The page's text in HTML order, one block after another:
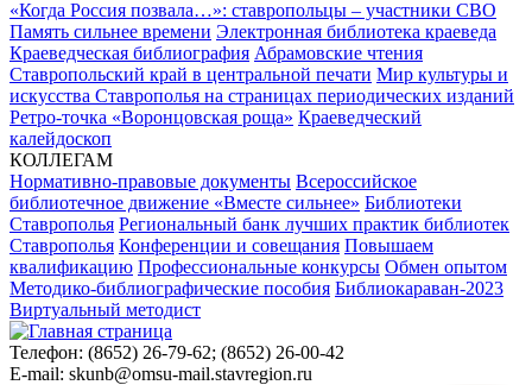
«Когда Россия позвала…»: ставропольцы – участники СВО
Память сильнее времени Электронная библиотека краеведа
Краеведческая библиография Абрамовские чтения
Ставропольский край в центральной печати Мир культуры и
искусства Ставрополья на страницах периодических изданий
Ретро-точка «Воронцовская роща» Краеведческий
калейдоскоп
КОЛЛЕГАМ
Нормативно-правовые документы Всероссийское
библиотечное движение «Вместе сильнее» Библиотеки
Ставрополья Региональный банк лучших практик библиотек
Ставрополья Конференции и совещания Повышаем
квалификацию Профессиональные конкурсы Обмен опытом
Методико-библиографические пособия Библиокараван-2023
Виртуальный методист
Телефон: (8652) 26-79-62; (8652) 26-00-42
E-mail: skunb@omsu-mail.stavregion.ru